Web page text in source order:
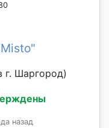
г. Шаргород)
назад